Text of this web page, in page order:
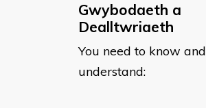
Gwybodaeth a
Dealltwriaeth
You need to know and
understand: